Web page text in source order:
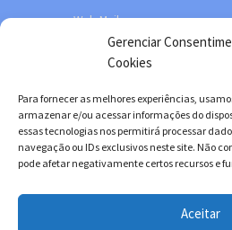
Gerenciar
Cookies
Para fornecer as melhores experiências,
armazenar e/ou acessar informações do
essas tecnologias nos permitirá processar
navegação ou IDs exclusivos neste site. Não
pode afetar negativamente certos recursos e
Aceitar
Web Mail
Política de privacidade
Facebook
Twitter
YouTube
Instagram